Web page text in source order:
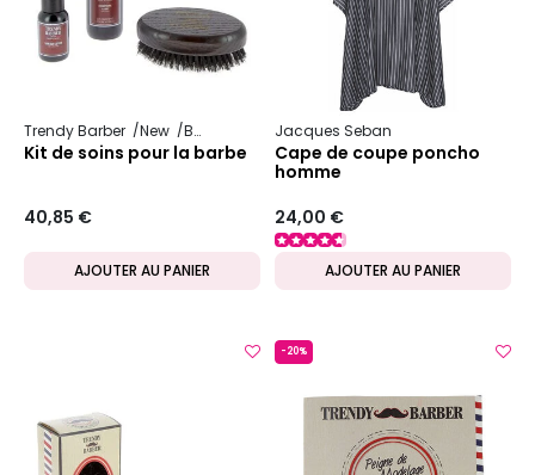
Trendy Barber New Barbe
Kit de soins pour la barbe
40,85 €
AJOUTER AU PANIER
Jacques Seban
Cape de coupe poncho
homme
24,00 €
AJOUTER AU PANIER
-20%